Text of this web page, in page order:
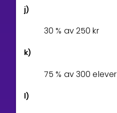
j)
30 % av250 kr
k)
75 % av 300 elever
l)